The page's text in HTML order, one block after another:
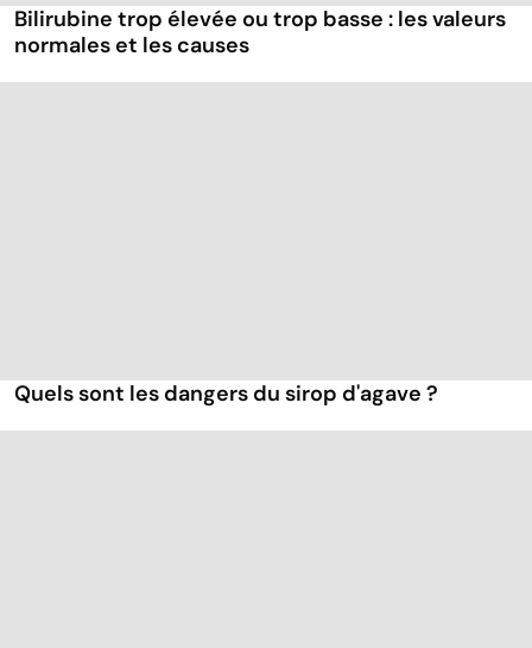
Bilirubine trop élevée ou trop basse : les valeurs
normales et les causes
Quels sont les dangers du sirop d'agave ?